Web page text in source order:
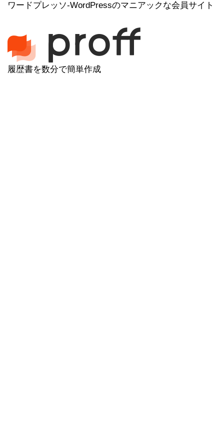
ワードプレッソ-WordPressのマニアックな会員サイト
履歴書を数分で簡単作成